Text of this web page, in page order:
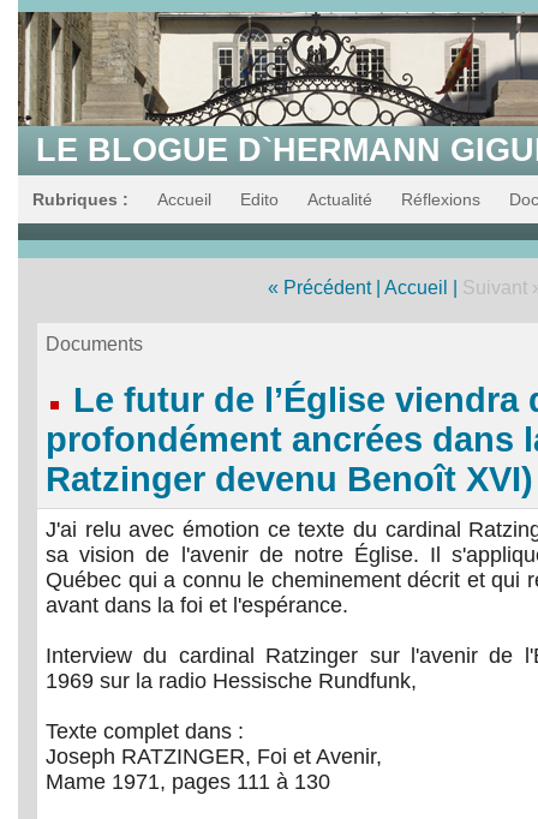
LE BLOGUE D`HERMANN
Rubriques : Accueil Edito Actualité Réflexions
« Précédent |Accueil | Suivant
Documents
Le futur de l’Église viendra
profondément ancrées dans
Ratzinger devenu Benoît XVI)
J'ai relu avec émotion ce texte du cardinal
sa vision de l'avenir de notre Église. Il
Québec qui a connu le cheminement décrit et qui
avant dans la foi et l'espérance.
Interview du cardinal Ratzinger sur l'avenir de
1969 sur la radio Hessische Rundfunk,
Texte complet dans :
Joseph RATZINGER, Foi et Avenir,
Mame 1971, pages 111 à 130